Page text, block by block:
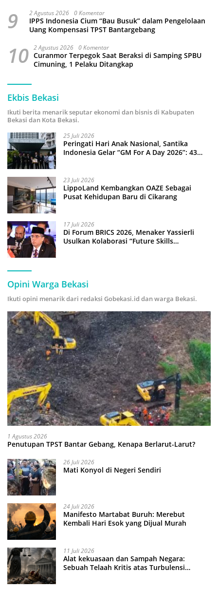
9 2 Agustus 2026 0 Komentar
IPPS Indonesia Cium “Bau Busuk” dalam Pengelolaan
Uang Kompensasi TPST Bantargebang
10 2 Agustus 2026 0 Komentar
Curanmor Terpegok Saat Beraksi di Samping SPBU
Cimuning, 1 Pelaku Ditangkap
Ekbis Bekasi
Ikuti berita menarik seputar ekonomi dan bisnis di Kabupaten
Bekasi dan Kota Bekasi.
25 Juli 2026
Peringati Hari Anak Nasional, Santika
Indonesia Gelar “GM For A Day 2026”: 43
23 Juli 2026
LippoLand Kembangkan OAZE Sebagai
Pusat Kehidupan Baru di Cikarang
17 Juli 2026
Di Forum BRICS 2026, Menaker Yassierli
Usulkan Kolaborasi “Future Skills
Opini Warga Bekasi
Ikuti opini menarik dari redaksi Gobekasi.id dan warga Bekasi.
1 Agustus 2026
Penutupan TPST Bantar Gebang, Kenapa Berlarut-Larut?
26 Juli 2026
Mati Konyol di Negeri Sendiri
24 Juli 2026
Manifesto Martabat Buruh: Merebut
Kembali Hari Esok yang Dijual Murah
11 Juli 2026
Alat kekuasaan dan Sampah Negara:
Sebuah Telaah Kritis atas Turbulensi